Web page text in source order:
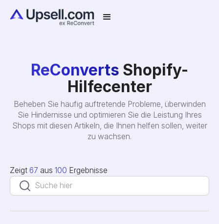
ReConverts Shopify-
Hilfecenter
Beheben Sie häufig auftretende Probleme, überwinden
Sie Hindernisse und optimieren Sie die Leistung Ihres
Shops mit diesen Artikeln, die Ihnen helfen sollen, weiter
zu wachsen.
Zeigt 67 aus 100 Ergebnisse